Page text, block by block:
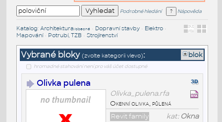
Podrobné hledání Nápověda
Katalog: Architektura/obecné• Dopravní stavby• Elektro•
Mapování• Potrubí, TZB • Strojírenství
Vybrané bloky (zvolte kategorii vlevo): blok
hromadné stahování není pro váš účet dostupné
Olivka pulena
Olivka_pulena.rfa
Okenní olivka, půlená
kat: Okna
Revit family